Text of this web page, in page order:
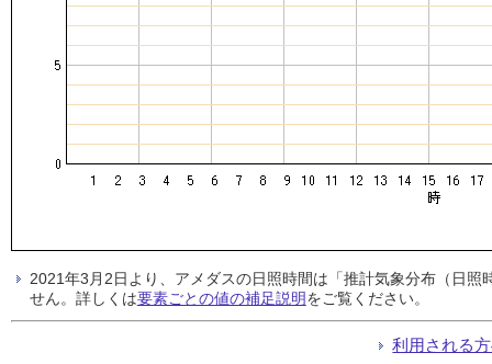
2021年3月2日より、アメダスの日照時間は「推計気象分布（日
せん。詳しくは要素ごとの値の補足説明をご覧ください。
利用される